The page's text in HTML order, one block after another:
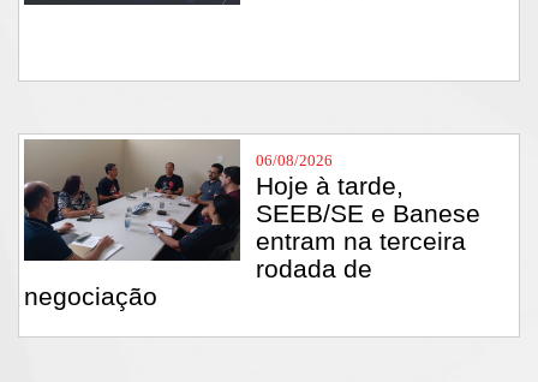
06/08/2026
Hoje à tarde,
SEEB/SE e Banese
entram na terceira
rodada de
negociação